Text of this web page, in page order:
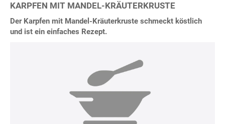
KARPFEN MIT MANDEL-KRÄUTERKRUSTE
Der Karpfen mit Mandel-Kräuterkruste schmeckt köstlich
und ist ein einfaches Rezept.